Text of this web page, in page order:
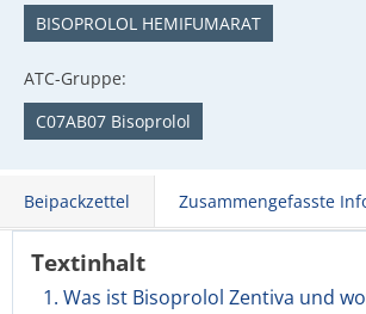
BISOPROLOL HEMIFUMARAT
ATC-Gruppe:
C07AB07 Bisoprolol
Beipackzettel Zusammengefasste
Textinhalt
1. Was ist Bisoprolol Zentiva und